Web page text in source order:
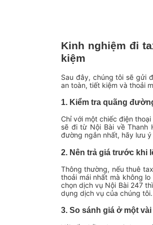
Kinh nghiệm đi
kiệm
Sau đây, chúng tôi sẽ gửi
an toàn, tiết kiệm và thoải
1. Kiểm tra quãng
Chỉ với một chiếc điện
sẽ đi từ Nội Bài về Thanh
đường ngắn nhất, hãy lưu
2. Nên trả giá trước khi
Thông thường, nếu thuê
thoải mái nhất mà không
chọn dịch vụ Nội Bài 247
dụng dịch vụ của chúng tôi.
3. So sánh giá ở một